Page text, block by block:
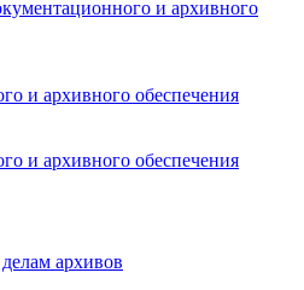
и архивного
и архивного обеспечения
и архивного обеспечения
архивов